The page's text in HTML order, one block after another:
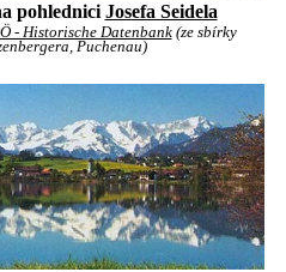
pohledniciJosefa Seidela
- Historische Datenbank(ze sbírky
Puchenau)